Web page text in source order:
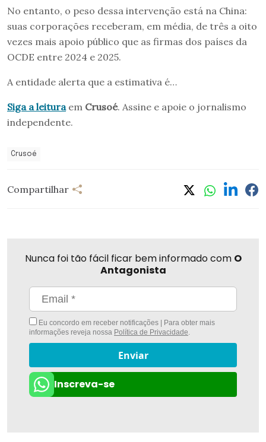
No entanto, o peso dessa intervenção está na China:
suas corporações receberam, em média, de três a oito
vezes mais apoio público que as firmas dos países da
OCDE entre 2024 e 2025.
A entidade alerta que a estimativa é…
Siga a leituraem Crusoé. Assine e apoie o jornalismo
independente.
Crusoé
Compartilhar
Nunca foi tão fácil ficar bem informado com O
Antagonista
Eu concordo em receber notificações | Para obter mais
informações reveja nossa Política de Privacidade.
Enviar
Inscreva-se